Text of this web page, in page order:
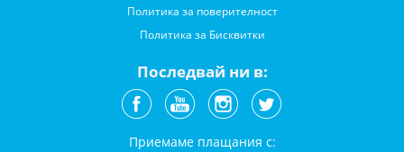
Политика за поверителност
Политика за Бисквитки
Последвай ни в:
Приемаме плащания с: